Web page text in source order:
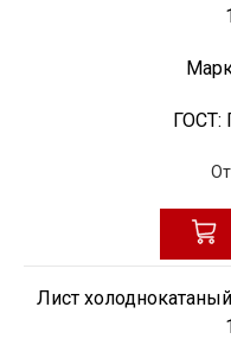
ГОСТ:
От
Лист